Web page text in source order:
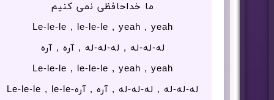
ما خداحافظی نمی کنیم
Le-le-le , le-le-le , yeah , yeah
له-له-له , له-له-له , آره , آره
Le-le-le , le-le-le , yeah , yeah
له-له-له , له-له-له , آره , آرهLe-le-le , le-le-